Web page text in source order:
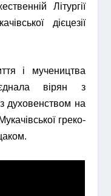
Літургії
дієцезії
і мучеництва
вірян з
духовенством на
греко-